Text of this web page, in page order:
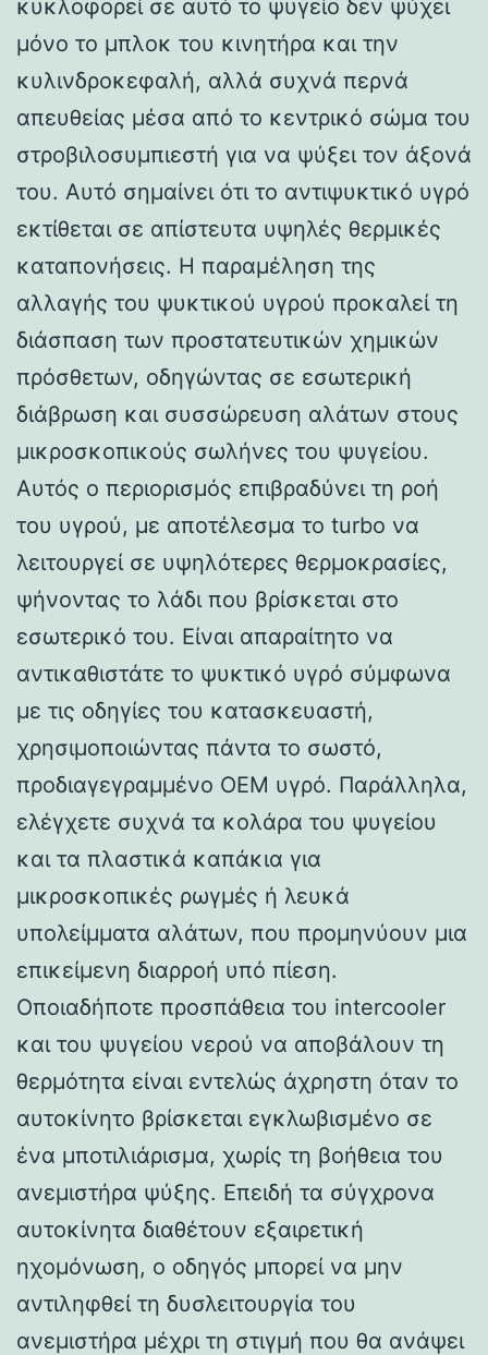
κυκλοφορεί σε αυτό το ψυγείο δεν ψύχει
μόνο το μπλοκ του κινητήρα και την
κυλινδροκεφαλή, αλλά συχνά περνά
απευθείας μέσα από το κεντρικό σώμα του
στροβιλοσυμπιεστή για να ψύξει τον άξονά
του. Αυτό σημαίνει ότι το αντιψυκτικό υγρό
εκτίθεται σε απίστευτα υψηλές θερμικές
καταπονήσεις. Η παραμέληση της
αλλαγής του ψυκτικού υγρού προκαλεί τη
διάσπαση των προστατευτικών χημικών
πρόσθετων, οδηγώντας σε εσωτερική
διάβρωση και συσσώρευση αλάτων στους
μικροσκοπικούς σωλήνες του ψυγείου.
Αυτός ο περιορισμός επιβραδύνει τη ροή
του υγρού, με αποτέλεσμα το turbo να
λειτουργεί σε υψηλότερες θερμοκρασίες,
ψήνοντας το λάδι που βρίσκεται στο
εσωτερικό του. Είναι απαραίτητο να
αντικαθιστάτε το ψυκτικό υγρό σύμφωνα
με τις οδηγίες του κατασκευαστή,
χρησιμοποιώντας πάντα το σωστό,
προδιαγεγραμμένο OEM υγρό. Παράλληλα,
ελέγχετε συχνά τα κολάρα του ψυγείου
και τα πλαστικά καπάκια για
μικροσκοπικές ρωγμές ή λευκά
υπολείμματα αλάτων, που προμηνύουν μια
επικείμενη διαρροή υπό πίεση.
Οποιαδήποτε προσπάθεια του intercooler
και του ψυγείου νερού να αποβάλουν τη
θερμότητα είναι εντελώς άχρηστη όταν το
αυτοκίνητο βρίσκεται εγκλωβισμένο σε
ένα μποτιλιάρισμα, χωρίς τη βοήθεια του
ανεμιστήρα ψύξης. Επειδή τα σύγχρονα
αυτοκίνητα διαθέτουν εξαιρετική
ηχομόνωση, ο οδηγός μπορεί να μην
αντιληφθεί τη δυσλειτουργία του
ανεμιστήρα μέχρι τη στιγμή που θα ανάψει